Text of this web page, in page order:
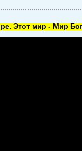
Этот мир - Мир